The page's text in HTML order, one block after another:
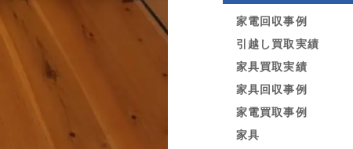
家電回収事例
引越し買取実績
家具買取実績
家具回収事例
家電買取事例
家具